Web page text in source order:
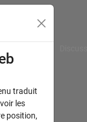
traduit
les
position,